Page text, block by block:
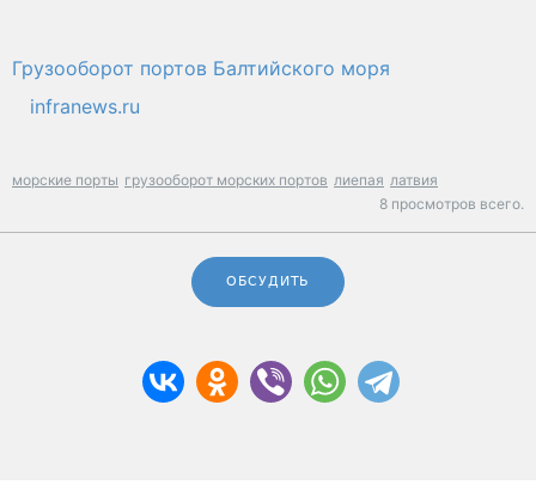
Грузооборот портов Балтийского моря
infranews.ru
морские порты грузооборот морских портов лиепая латвия
8 просмотров всего.
ОБСУДИТЬ